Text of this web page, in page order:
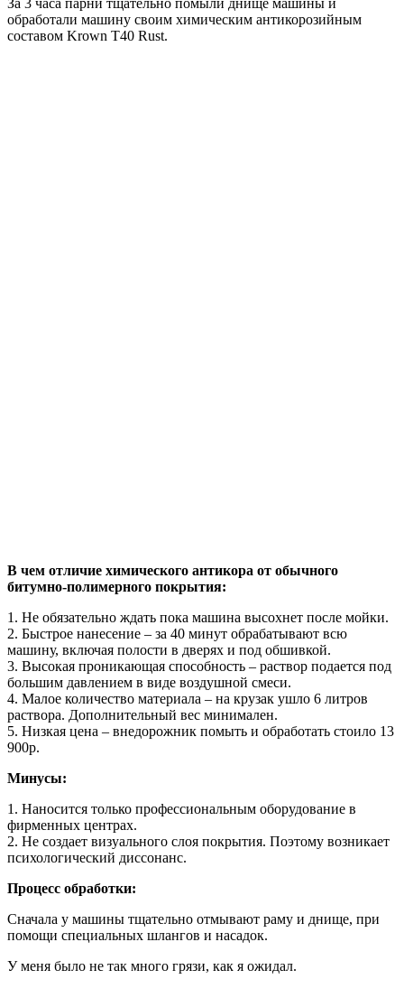
обработали машину своим химическим антикорозийным
составом Krown T40 Rust.
В чем отличие химического антикора от обычного
битумно-полимерного покрытия:
1. Не обязательно ждать пока машина высохнет после мойки.
2. Быстрое нанесение – за 40 минут обрабатывают всю
машину, включая полости в дверях и под обшивкой.
3. Высокая проникающая способность – раствор подается под
большим давлением в виде воздушной смеси.
4. Малое количество материала – на крузак ушло 6 литров
раствора. Дополнительный вес минимален.
5. Низкая цена – внедорожник помыть и обработать стоило 13
900р.
Минусы:
1. Наносится только профессиональным оборудование в
фирменных центрах.
2. Не создает визуального слоя покрытия. Поэтому возникает
психологический диссонанс.
Процесс обработки:
Сначала у машины тщательно отмывают раму и днище, при
помощи специальных шлангов и насадок.
У меня было не так много грязи, как я ожидал.